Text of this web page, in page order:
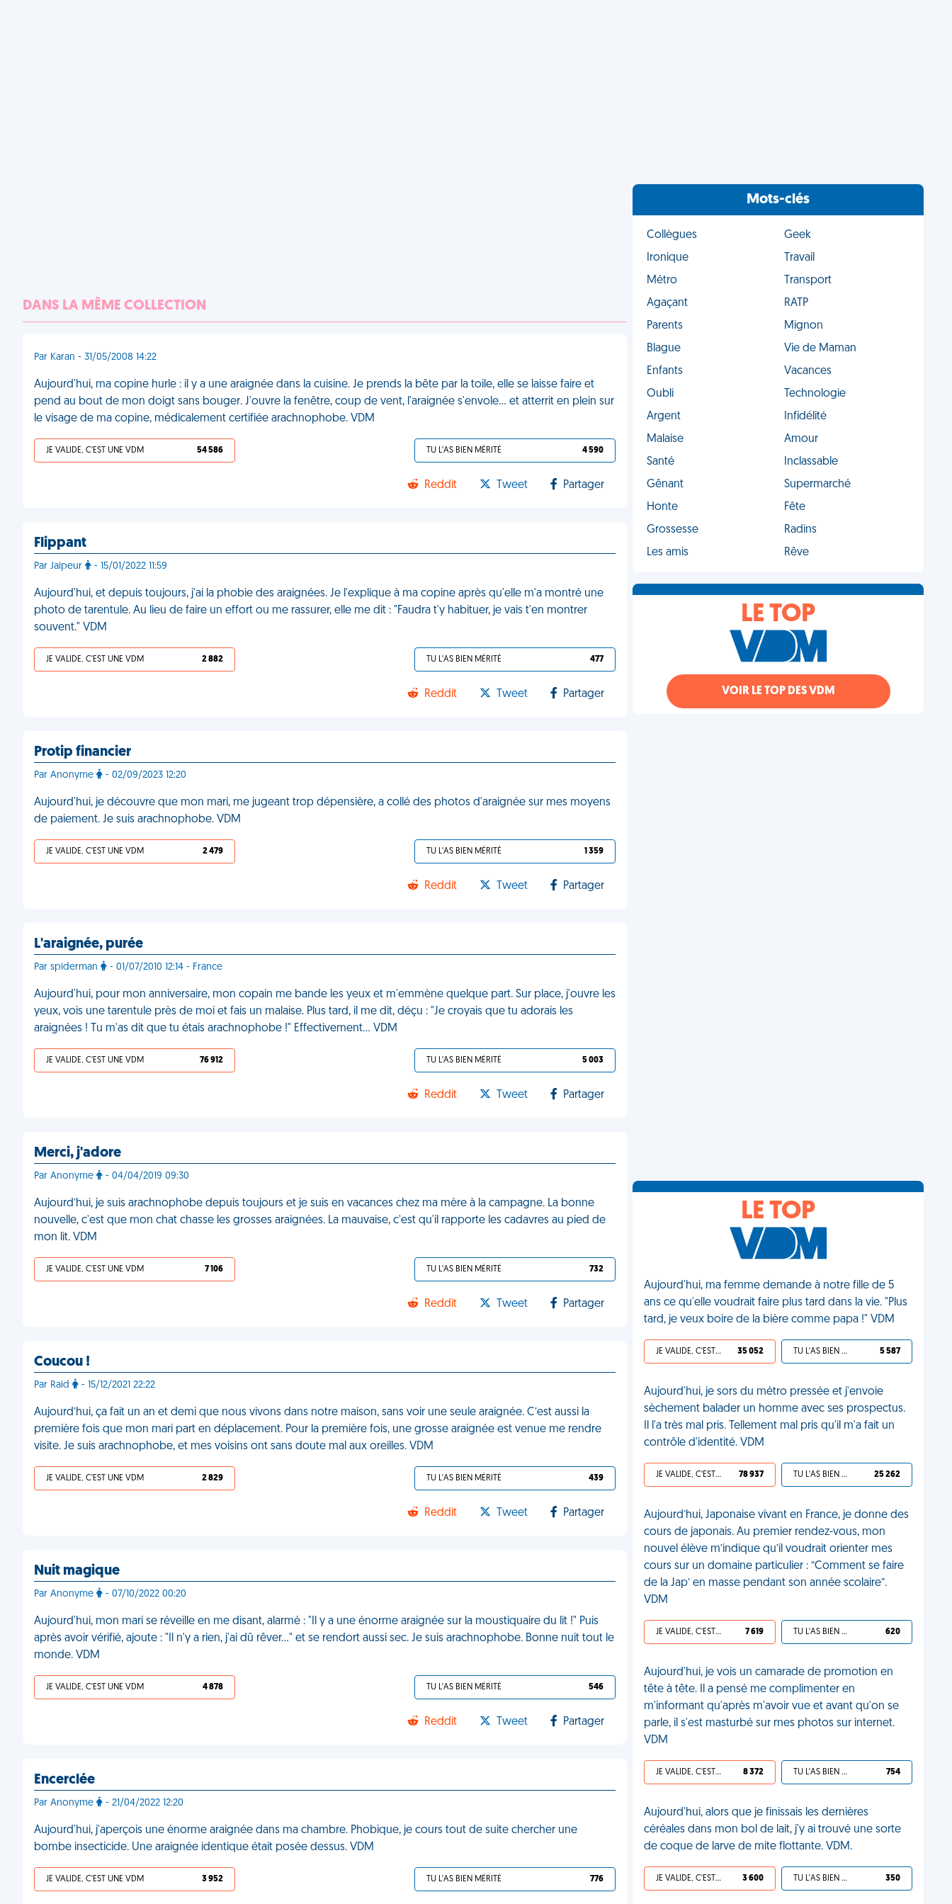
DANS LA MÊME COLLECTION
Par Karan - 31/05/2008 14:22
Aujourd'hui, ma copine hurle : il y a une araignée dans la cuisine. Je prends la bête par la toile, elle se laisse faire et
pend au bout de mon doigt sans bouger. J'ouvre la fenêtre, coup de vent, l'araignée s'envole... et atterrit en plein sur
le visage de ma copine, médicalement certifiée arachnophobe. VDM
JE VALIDE, C'EST UNE VDM 54 586 TU L'AS BIEN MÉRITÉ 4 590
Reddit Tweet Partager
Flippant
Par Jaipeur - 15/01/2022 11:59
Aujourd'hui, et depuis toujours, j'ai la phobie des araignées. Je l'explique à ma copine après qu'elle m'a montré une
photo de tarentule. Au lieu de faire un effort ou me rassurer, elle me dit : "Faudra t'y habituer, je vais t'en montrer
souvent." VDM
JE VALIDE, C'EST UNE VDM 2 882 TU L'AS BIEN MÉRITÉ 477
Reddit Tweet Partager
Protip financier
Par Anonyme - 02/09/2023 12:20
Aujourd'hui, je découvre que mon mari, me jugeant trop dépensière, a collé des photos d'araignée sur mes moyens
de paiement. Je suis arachnophobe. VDM
JE VALIDE, C'EST UNE VDM 2 479 TU L'AS BIEN MÉRITÉ 1 359
Reddit Tweet Partager
L'araignée, purée
Par spiderman - 01/07/2010 12:14 - France
Aujourd'hui, pour mon anniversaire, mon copain me bande les yeux et m'emmène quelque part. Sur place, j'ouvre les
yeux, vois une tarentule près de moi et fais un malaise. Plus tard, il me dit, déçu : "Je croyais que tu adorais les
araignées ! Tu m'as dit que tu étais arachnophobe !" Effectivement... VDM
JE VALIDE, C'EST UNE VDM 76 912 TU L'AS BIEN MÉRITÉ 5 003
Reddit Tweet Partager
Merci, j'adore
Par Anonyme - 04/04/2019 09:30
Aujourd’hui, je suis arachnophobe depuis toujours et je suis en vacances chez ma mère à la campagne. La bonne
nouvelle, c'est que mon chat chasse les grosses araignées. La mauvaise, c'est qu'il rapporte les cadavres au pied de
mon lit. VDM
JE VALIDE, C'EST UNE VDM 7 106 TU L'AS BIEN MÉRITÉ 732
Reddit Tweet Partager
Coucou !
Par Raid - 15/12/2021 22:22
Aujourd’hui, ça fait un an et demi que nous vivons dans notre maison, sans voir une seule araignée. C’est aussi la
première fois que mon mari part en déplacement. Pour la première fois, une grosse araignée est venue me rendre
visite. Je suis arachnophobe, et mes voisins ont sans doute mal aux oreilles. VDM
JE VALIDE, C'EST UNE VDM 2 829 TU L'AS BIEN MÉRITÉ 439
Reddit Tweet Partager
Nuit magique
Par Anonyme - 07/10/2022 00:20
Aujourd'hui, mon mari se réveille en me disant, alarmé : "Il y a une énorme araignée sur la moustiquaire du lit !" Puis
après avoir vérifié, ajoute : "Il n'y a rien, j'ai dû rêver…" et se rendort aussi sec. Je suis arachnophobe. Bonne nuit tout le
monde. VDM
JE VALIDE, C'EST UNE VDM 4 878 TU L'AS BIEN MÉRITÉ 546
Reddit Tweet Partager
Encerclée
Par Anonyme - 21/04/2022 12:20
Aujourd'hui, j'aperçois une énorme araignée dans ma chambre. Phobique, je cours tout de suite chercher une
bombe insecticide. Une araignée identique était posée dessus. VDM
JE VALIDE, C'EST UNE VDM 3 952 TU L'AS BIEN MÉRITÉ 776
Mots-clés
Collègues
Geek
Ironique
Travail
Métro
Transport
Agaçant
RATP
Parents
Mignon
Blague
Vie de Maman
Enfants
Vacances
Oubli
Technologie
Argent
Infidélité
Malaise
Amour
Santé
Inclassable
Gênant
Supermarché
Honte
Fête
Grossesse
Radins
Les amis
Rêve
LE TOP
VOIR LE TOP DES VDM
LE TOP
Aujourd'hui, ma femme demande à notre fille de 5
ans ce qu'elle voudrait faire plus tard dans la vie. "Plus
tard, je veux boire de la bière comme papa !" VDM
JE VALIDE, C'EST UNE VDM 35 052 TU L'AS BIEN MÉRITÉ 5 587
Aujourd'hui, je sors du métro pressée et j'envoie
sèchement balader un homme avec ses prospectus.
Il l'a très mal pris. Tellement mal pris qu'il m'a fait un
contrôle d'identité. VDM
JE VALIDE, C'EST UNE VDM 78 937 TU L'AS BIEN MÉRITÉ 25 262
Aujourd’hui, Japonaise vivant en France, je donne des
cours de japonais. Au premier rendez-vous, mon
nouvel élève m’indique qu’il voudrait orienter mes
cours sur un domaine particulier : “Comment se faire
de la Jap’ en masse pendant son année scolaire”.
VDM
JE VALIDE, C'EST UNE VDM 7 619 TU L'AS BIEN MÉRITÉ 620
Aujourd'hui, je vois un camarade de promotion en
tête à tête. Il a pensé me complimenter en
m'informant qu'après m'avoir vue et avant qu'on se
parle, il s'est masturbé sur mes photos sur internet.
VDM
JE VALIDE, C'EST UNE VDM 8 372 TU L'AS BIEN MÉRITÉ 754
Aujourd'hui, alors que je finissais les dernières
céréales dans mon bol de lait, j'y ai trouvé une sorte
de coque de larve de mite flottante. VDM.
JE VALIDE, C'EST UNE VDM 3 600 TU L'AS BIEN MÉRITÉ 350